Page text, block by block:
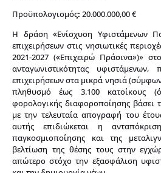
Προϋπολογισμός: 20.000.000,00 €
Η δράση «Ενίσχυση Υφιστάμενων
επιχειρήσεων στις νησιωτικές
2021-2027 («Επιχειρώ Πράσινα»)»
ανταγωνιστικότητας
επιχειρήσεων στα μικρά νησιά
πληθυσμό έως 3.100 κατοίκους
φορολογικής διαφοροποίησης βάσει
με την τελευταία απογραφή του
αυτής επιδιώκεται η
παγκοσμιοποίησης και της
βελτίωση της θέσης τους στην
απώτερο στόχο την εξασφάλιση